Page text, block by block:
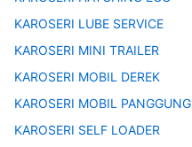
KAROSERI LUBE SERVICE
KAROSERI MINI TRAILER
KAROSERI MOBIL DEREK
KAROSERI MOBIL PANGGUNG
KAROSERI SELF LOADER